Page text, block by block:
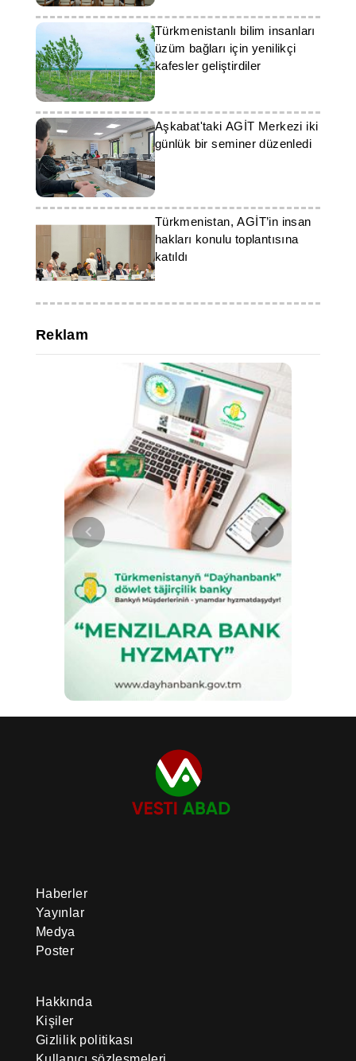
Türkmenistanlı bilim insanları
üzüm bağları için yenilikçi
kafesler geliştirdiler
Aşkabat'taki AGİT Merkezi iki
günlük bir seminer düzenledi
Türkmenistan, AGİT’in insan
hakları konulu toplantısına
katıldı
Reklam
Haberler
Yayınlar
Medya
Poster
Hakkında
Kişiler
Gizlilik politikası